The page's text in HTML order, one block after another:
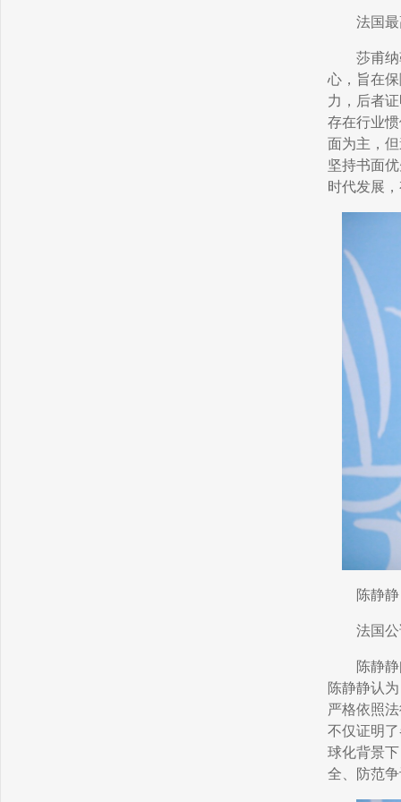
法国
莎甫
心，旨在
力，后者
存在行业
面为主，
坚持书面
时代发展
陈静静
法国
陈静
陈静静认
严格依照
不仅证明
球化背景
全、防范